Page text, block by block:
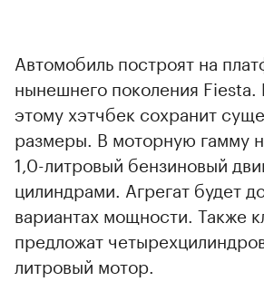
Автомобиль построят на
нынешнего поколения Fiesta.
этому хэтчбек сохранит
размеры. В моторную гамму
1,0-литровый бензиновый
цилиндрами. Агрегат будет
вариантах мощности. Также
предложат
литровый мотор.